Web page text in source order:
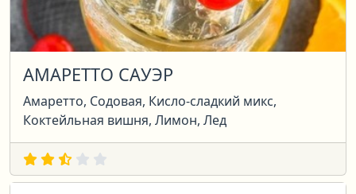
АМАРЕТТО САУЭР
Амаретто, Содовая, Кисло-сладкий микс,
Коктейльная вишня, Лимон, Лед